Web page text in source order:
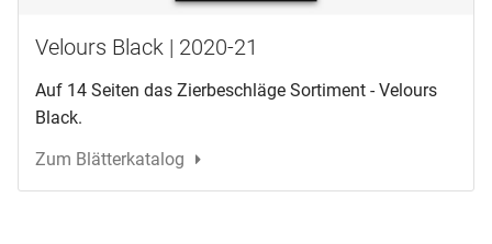
Velours Black | 2020-21
Auf 14 Seiten das Zierbeschläge Sortiment - Velours
Black.
Zum Blätterkatalog